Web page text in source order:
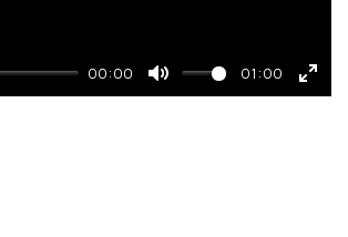
00:00
Mute
01:00